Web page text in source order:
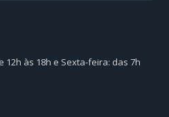
12h às 18h e Sexta-feira: das 7h